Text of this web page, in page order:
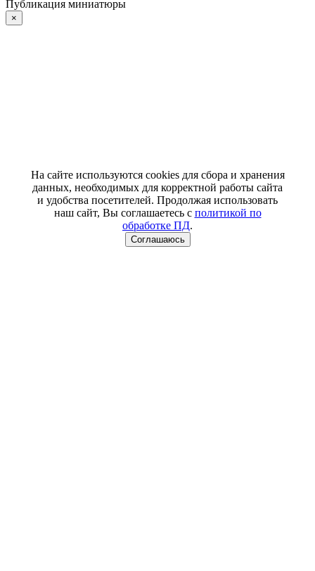
Публикация миниатюры
×
На сайте используются cookies для сбора и хранения
данных, необходимых для корректной работы сайта
и удобства посетителей. Продолжая использовать
наш сайт, Вы соглашаетесь с политикой по
обработке ПД.
Соглашаюсь